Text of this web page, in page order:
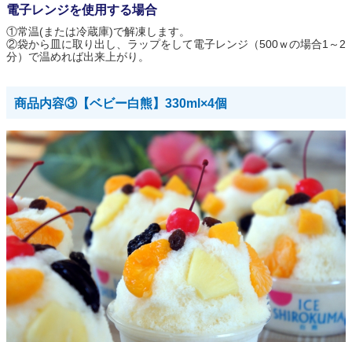
電子レンジを使用する場合
①常温(または冷蔵庫)で解凍します。
②袋から皿に取り出し、ラップをして電子レンジ（500ｗの場合1～2
分）で温めれば出来上がり。
商品内容③【ベビー白熊】330ml×4個